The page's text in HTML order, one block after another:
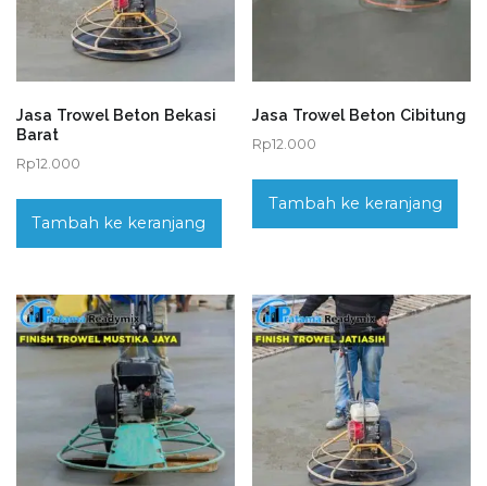
Jasa Trowel Beton Bekasi
Barat
Rp12.000
Tambah ke keranjang
Jasa Trowel Beton Cibitung
Rp12.000
Tambah ke keranjang